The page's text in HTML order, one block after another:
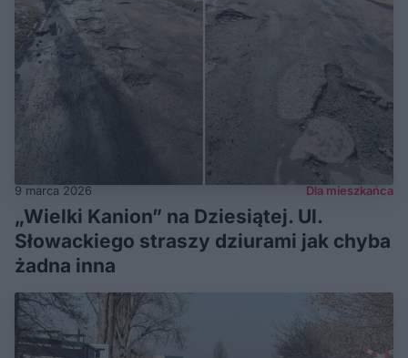
9 marca 2026 Dla mieszkańca
„Wielki Kanion” na Dziesiątej. Ul.
Słowackiego straszy dziurami jak chyba
żadna inna